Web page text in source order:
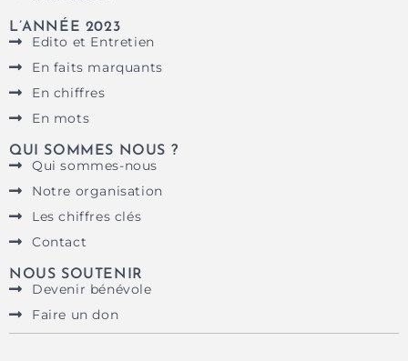
L’ANNÉE 2023
Edito et Entretien
En faits marquants
En chiffres
En mots
QUI SOMMES NOUS ?
Qui sommes-nous
Notre organisation
Les chiffres clés
Contact
NOUS SOUTENIR
Devenir bénévole
Faire un don